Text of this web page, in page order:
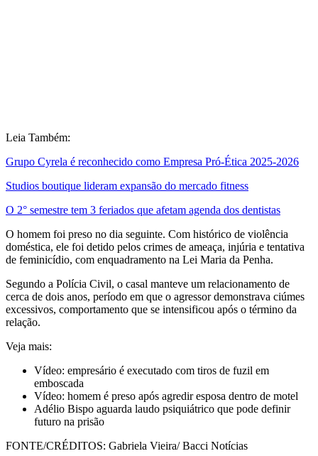
Leia Também:
Grupo Cyrela é reconhecido como Empresa Pró-Ética 2025-2026
Studios boutique lideram expansão do mercado fitness
O 2° semestre tem 3 feriados que afetam agenda dos dentistas
O homem foi preso no dia seguinte. Com histórico de violência
doméstica, ele foi detido pelos crimes de ameaça, injúria e tentativa
de feminicídio, com enquadramento na Lei Maria da Penha.
Segundo a Polícia Civil, o casal manteve um relacionamento de
cerca de dois anos, período em que o agressor demonstrava ciúmes
excessivos, comportamento que se intensificou após o término da
relação.
Veja mais:
Vídeo: empresário é executado com tiros de fuzil em
emboscada
Vídeo: homem é preso após agredir esposa dentro de motel
Adélio Bispo aguarda laudo psiquiátrico que pode definir
futuro na prisão
FONTE/CRÉDITOS: Gabriela Vieira/ Bacci Notícias